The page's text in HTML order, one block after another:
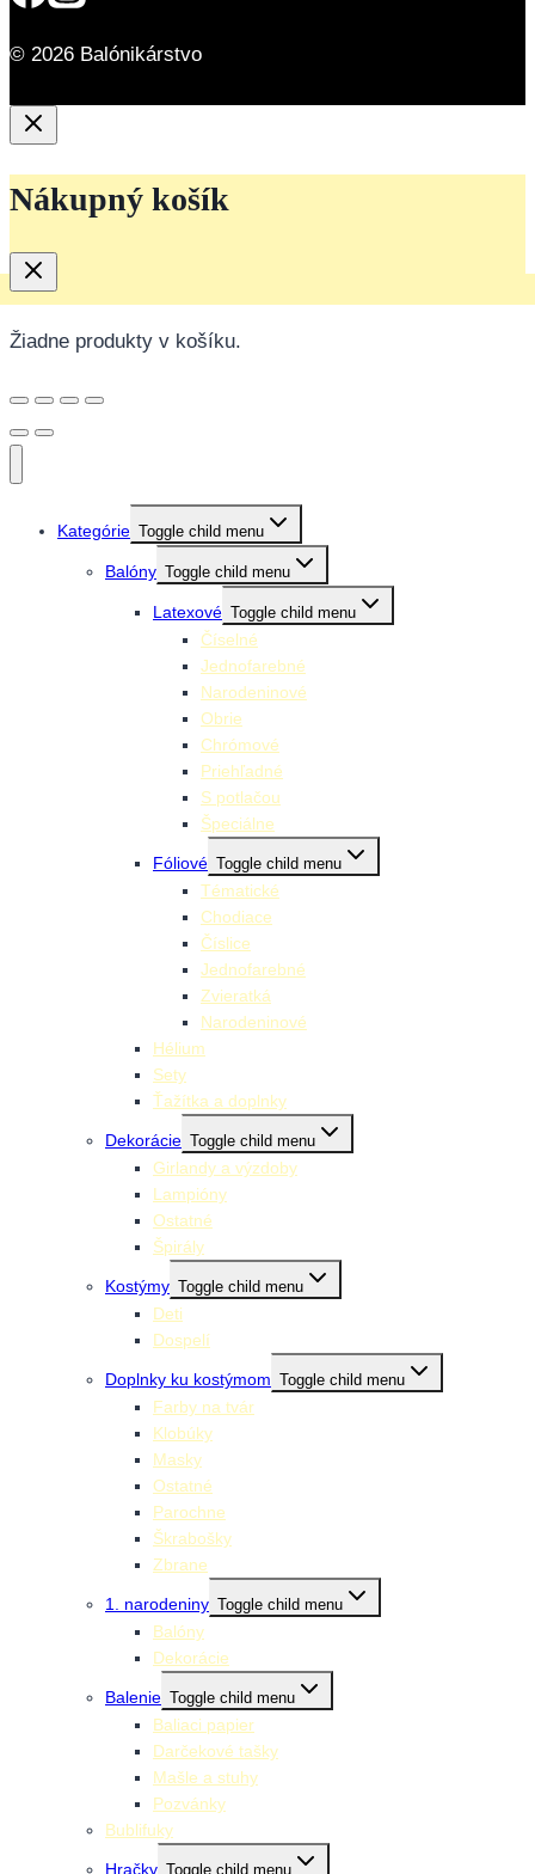
© 2026 Balónikárstvo
Nákupný košík
Žiadne produkty v košíku.
Kategórie Toggle child menu
Balóny Toggle child menu
Latexové Toggle child menu
Číselné
Jednofarebné
Narodeninové
Obrie
Chrómové
Priehľadné
S potlačou
Špeciálne
Fóliové Toggle child menu
Tématické
Chodiace
Číslice
Jednofarebné
Zvieratká
Narodeninové
Hélium
Sety
Ťažítka a doplnky
Dekorácie Toggle child menu
Girlandy a výzdoby
Lampióny
Ostatné
Špirály
Kostýmy Toggle child menu
Deti
Dospelí
Doplnky ku kostýmom Toggle child menu
Farby na tvár
Klobúky
Masky
Ostatné
Parochne
Škrabošky
Zbrane
1. narodeniny Toggle child menu
Balóny
Dekorácie
Balenie Toggle child menu
Baliaci papier
Darčekové tašky
Mašle a stuhy
Pozvánky
Bublifuky
Hračky Toggle child menu